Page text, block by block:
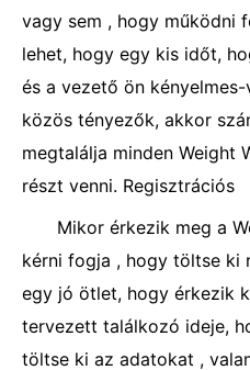
vagy sem , hogy működni
lehet, hogy egy kis időt,
és a vezető ön
közös tényezők, akkor
megtalálja minden Weight
részt venni. Regisztrációs
Mikor érkezik meg a
kérni fogja , hogy töltse ki
egy jó ötlet, hogy érkezik
tervezett találkozó ideje,
töltse ki az adatokat ,